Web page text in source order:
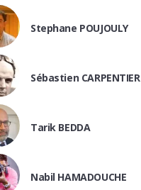
Stephane POUJOULY
Sébastien CARPENTIER
Tarik BEDDA
Nabil HAMADOUCHE